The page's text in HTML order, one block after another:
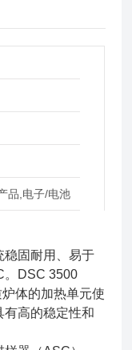
品,电子/电池
稳固耐用、易于
。DSC 3500
体的加热单元使
有高的稳定性和